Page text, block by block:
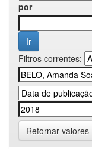
por
Filtros correntes:
Retornar valores